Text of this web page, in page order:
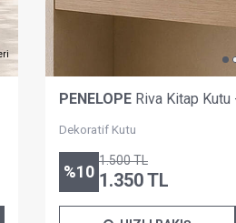
PENELOPE Riva Kitap
Dekoratif Kutu
%10
1.500TL
1.350TL